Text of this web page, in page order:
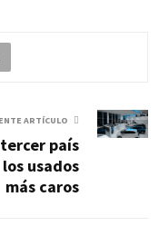
ARTÍCULO
país
usados
más caros